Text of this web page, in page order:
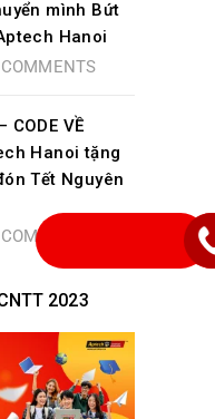
mình Bứt
Hanoi
CODE VỀ
Hanoi tặng
Tết Nguyên
2023